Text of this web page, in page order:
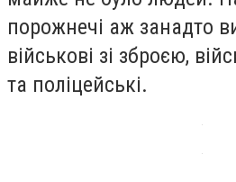
порожнечі аж занадто
військові зі зброєю,
та поліцейські.